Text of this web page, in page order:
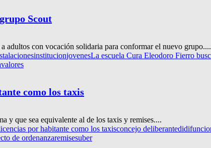
Scout
con vocación solidaria para conformar el nuevo grupo....
institucionjovenesLa escuela Cura Eleodoro Fierro
valores
como los taxis
y que sea equivalente al de los taxis y remises....
por habitante como los taxisconcejo deliberantedidi
de ordenanzaremisesuber